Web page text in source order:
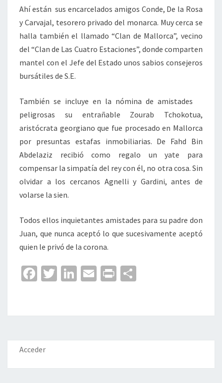
Ahí están sus encarcelados amigos Conde, De la Rosa
y Carvajal, tesorero privado del monarca. Muy cerca se
halla también el llamado “Clan de Mallorca”, vecino
del “Clan de Las Cuatro Estaciones”, donde comparten
mantel con el Jefe del Estado unos sabios consejeros
bursátiles de S.E.
También se incluye en la nómina de amistades
peligrosas su entrañable Zourab Tchokotua,
aristócrata georgiano que fue procesado en Mallorca
por presuntas estafas inmobiliarias. De Fahd Bin
Abdelaziz recibió como regalo un yate para
compensar la simpatía del rey con él, no otra cosa. Sin
olvidar a los cercanos Agnelli y Gardini, antes de
volarse la sien.
Todos ellos inquietantes amistades para su padre don
Juan, que nunca aceptó lo que sucesivamente aceptó
quien le privó de la corona.
Fa
o
o
k
T
er
Li
dI
n
E
l
Pr
p
ar
Acceder